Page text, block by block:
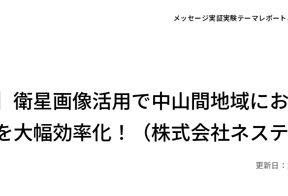
メッセージ実証実験テーマ レポート
衛星画像活用で中山間地域に
大幅効率化！（株式会社ネステ
更新日